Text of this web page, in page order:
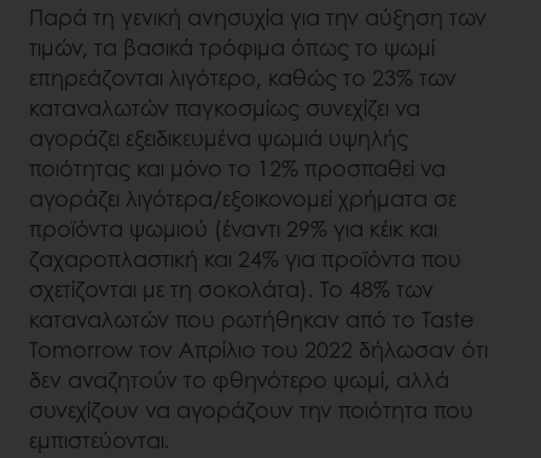
Παρά τη γενική ανησυχία για την αύξηση των
τιμών, τα βασικά τρόφιμα όπως το ψωμί
επηρεάζονται λιγότερο, καθώς το 23% των
καταναλωτών παγκοσμίως συνεχίζει να
αγοράζει εξειδικευμένα ψωμιά υψηλής
ποιότητας και μόνο το 12% προσπαθεί να
αγοράζει λιγότερα/εξοικονομεί χρήματα σε
προϊόντα ψωμιού (έναντι 29% για κέικ και
ζαχαροπλαστική και 24% για προϊόντα που
σχετίζονται με τη σοκολάτα). Το 48% των
καταναλωτών που ρωτήθηκαν από το Taste
Tomorrow τον Απρίλιο του 2022 δήλωσαν ότι
δεν αναζητούν το φθηνότερο ψωμί, αλλά
συνεχίζουν να αγοράζουν την ποιότητα που
εμπιστεύονται.